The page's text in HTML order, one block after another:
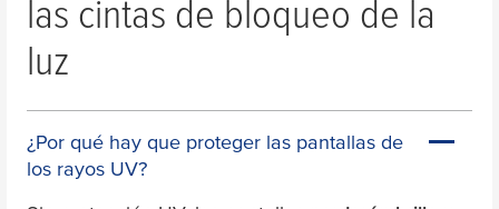
las cintas de bloqueo de la
luz
¿Por qué hay que proteger las pantallas de
los rayos UV?